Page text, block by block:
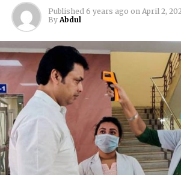
Published 6 years ago on April 2,
By Abdul